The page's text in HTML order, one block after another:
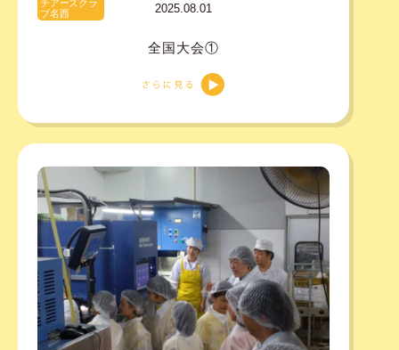
チアーズクラ
ブ名西
2025.08.01
全国大会①